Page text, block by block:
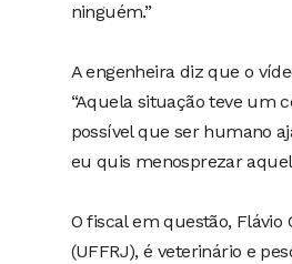
ninguém.”
A engenheira diz que o
“Aquela situação teve um
possível que ser humano
eu quis menosprezar
O fiscal em questão,
(UFFRJ), é veterinário e